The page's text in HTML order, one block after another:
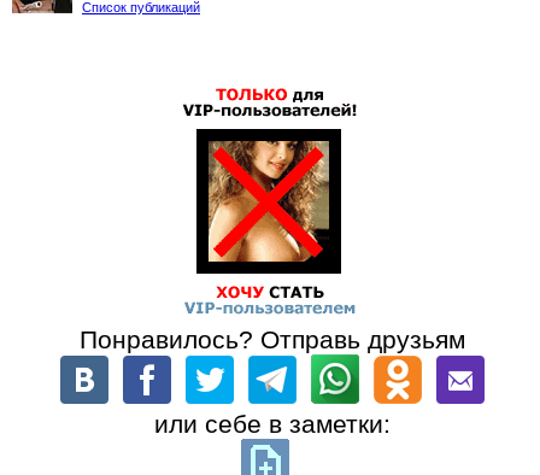
Список публикаций
Понравилось? Отправь друзьям
или себе в заметки: